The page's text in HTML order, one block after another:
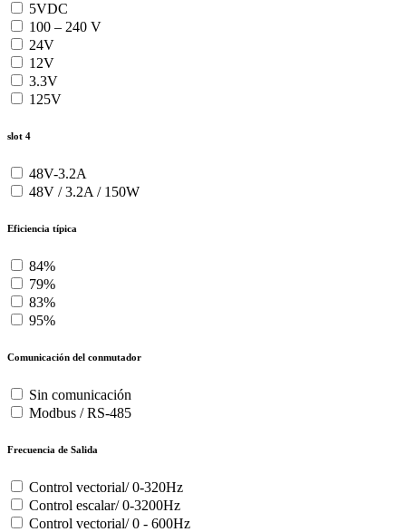
5VDC
100 – 240 V
24V
12V
3.3V
125V
slot 4
48V-3.2A
48V / 3.2A / 150W
Eficiencia típica
84%
79%
83%
95%
Comunicación del conmutador
Sin comunicación
Modbus / RS-485
Frecuencia de Salida
Control vectorial/ 0-320Hz
Control escalar/ 0-3200Hz
Control vectorial/ 0 - 600Hz